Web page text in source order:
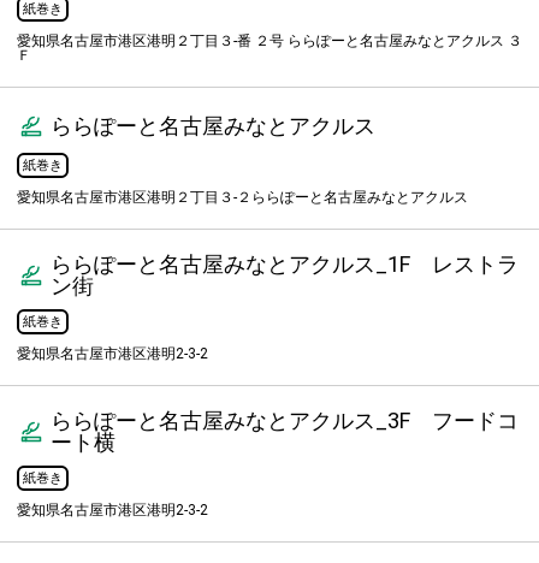
紙巻き
愛知県名古屋市港区港明２丁目３-番 ２号 ららぽーと名古屋みなとアクルス ３
Ｆ
ららぽーと名古屋みなとアクルス
紙巻き
愛知県名古屋市港区港明２丁目３-２ららぽーと名古屋みなとアクルス
ららぽーと名古屋みなとアクルス_1F レストラ
ン街
紙巻き
愛知県名古屋市港区港明2-3-2
ららぽーと名古屋みなとアクルス_3F フードコ
ート横
紙巻き
愛知県名古屋市港区港明2-3-2